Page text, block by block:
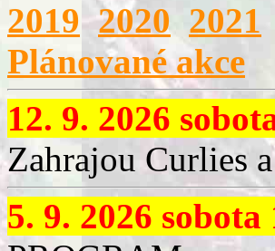
2019 2020 2021
Plánované akce
12. 9. 2026
Zahrajou Curlies
5. 9. 2026 sobota